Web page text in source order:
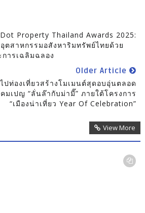
Property Thailand Awards 2025:
ตสาหกรรมอสังหาริมทรัพย์ไทยด้วย
ารเฉลิมฉลอง
Older Article
ท่องเที่ยวสร้างโมเมนต์สุดอบอุ่นตลอด
มเปญ “ลั่นล๊ากับม่ามี๊” ภายใต้โครงการ
“เมืองน่าเที่ยว Year Of Celebration”
View More